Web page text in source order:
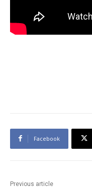
Facebook
Previous article